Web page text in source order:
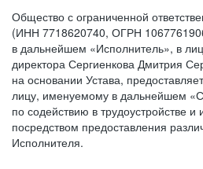
Общество с ограниченной
(ИНН 7718620740, ОГРН
в дальнейшем «Исполнитель», в
директора Сергиенкова Дмитрия
на основании Устава,
лицу, именуемому в дальнейшем
по содействию в трудоустройстве и
посредством предоставления
Исполнителя.